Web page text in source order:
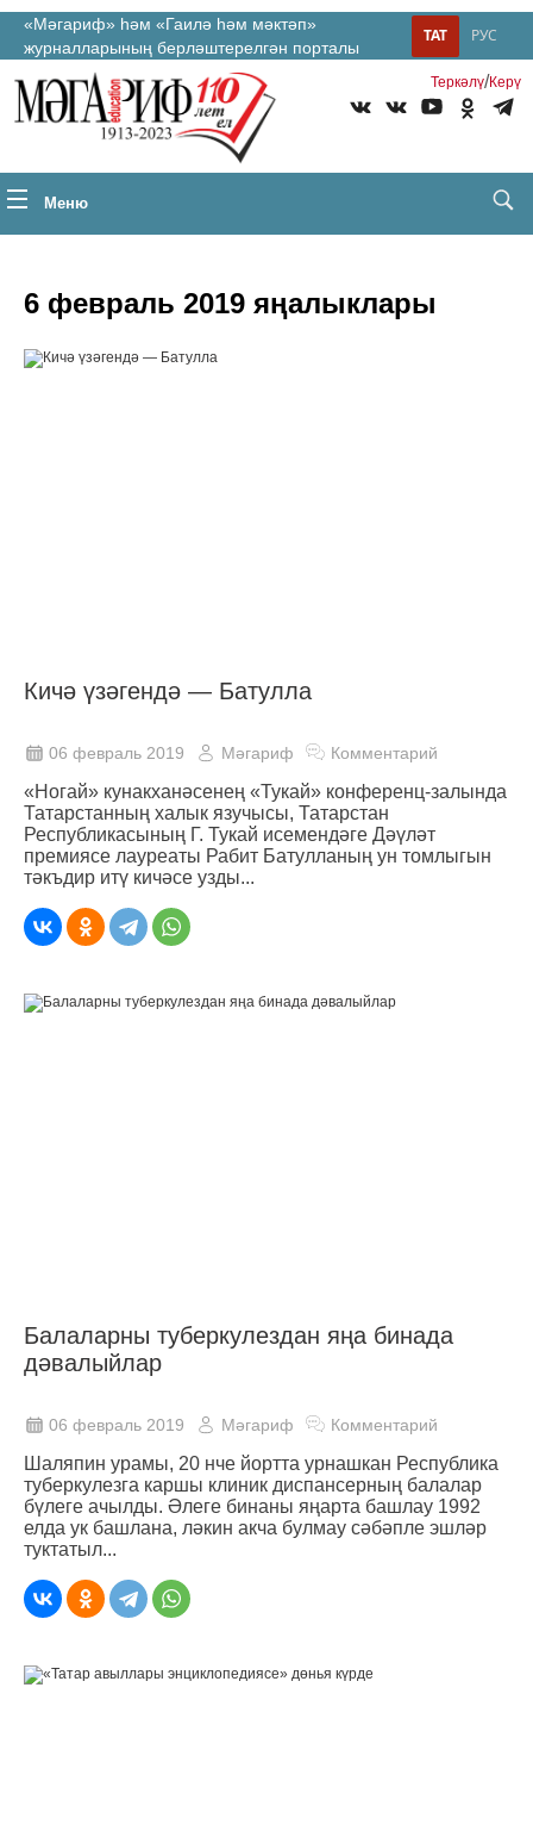
«Мәгариф» һәм «Гаилә һәм мәктәп»
журналларының берләштерелгән порталы
РУС
ТАТ
Теркəлү/Керү
Меню
6 февраль 2019 яңалыклары
Кичә үзәгендә — Батулла
06 февраль 2019 Мәгариф Комментарий
«Ногай» кунакханәсенең «Тукай» конференц-залында
Татарстанның халык язучысы, Татарстан
Республикасының Г. Тукай исемендәге Дәүләт
премиясе лауреаты Рабит Батулланың ун томлыгын
тәкъдир итү кичәсе узды...
Балаларны туберкулездан яңа бинада
дәвалыйлар
06 февраль 2019 Мәгариф Комментарий
Шаляпин урамы, 20 нче йортта урнашкан Республика
туберкулезга каршы клиник диспансерның балалар
бүлеге ачылды. Әлеге бинаны яңарта башлау 1992
елда ук башлана, ләкин акча булмау сәбәпле эшләр
туктатыл...